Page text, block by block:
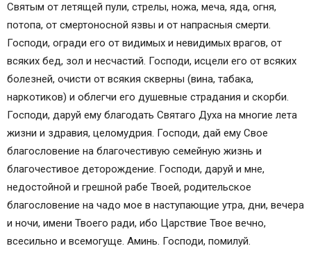
Святым от летящей пули, стрелы, ножа, меча, яда, огня,
потопа, от смертоносной язвы и от напрасныя смерти.
Господи, огради его от видимых и невидимых врагов, от
всяких бед, зол и несчастий. Господи, исцели его от всяких
болезней, очисти от всякия скверны (вина, табака,
наркотиков) и облегчи его душевные страдания и скорби.
Господи, даруй ему благодать Святаго Духа на многие лета
жизни и здравия, целомудрия. Господи, дай ему Свое
благословение на благочестивую семейную жизнь и
благочестивое деторождение. Господи, даруй и мне,
недостойной и грешной рабе Твоей, родительское
благословение на чадо мое в наступающие утра, дни, вечера
и ночи, имени Твоего ради, ибо Царствие Твое вечно,
всесильно и всемогуще. Аминь. Господи, помилуй.